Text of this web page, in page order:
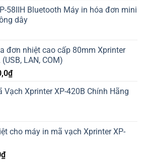
58IIH Bluetooth Máy in hóa đơn mini
dây
đơn nhiệt cao cấp 80mm Xprinter
LAN, COM)
₫
Vạch Xprinter XP-420B Chính Hãng
cho máy in mã vạch Xprinter XP-
₫